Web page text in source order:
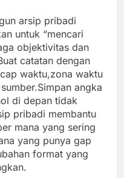
arsip pribadi
untuk “mencari
objektivitas dan
catatan dengan
waktu,zona waktu
angka
di depan tidak
pribadi membantu
mana yang sering
yang punya gap
format yang